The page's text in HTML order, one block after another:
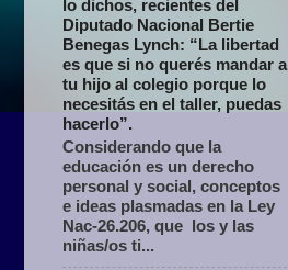
lo dichos, recientes del
Diputado Nacional Bertie
Benegas Lynch: “La libertad
es que si no querés mandar a
tu hijo al colegio porque lo
necesitás en el taller, puedas
hacerlo”.
Considerando que la
educación es un derecho
personal y social, conceptos
e ideas plasmadas en la Ley
Nac-26.206, que los y las
niñas/os ti...